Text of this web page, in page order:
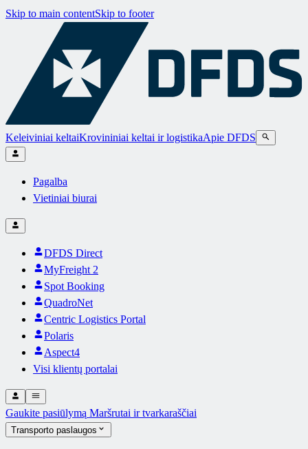
Skip to main contentSkip to footer
Keleiviniai keltaiKrovininiai keltai ir logistikaApie DFDS
Pagalba
Vietiniai biurai
DFDS Direct
MyFreight 2
Spot Booking
QuadroNet
Centric Logistics Portal
Polaris
Aspect4
Visi klientų portalai
Gaukite pasiūlymą Maršrutai ir tvarkaraščiai
Transporto paslaugos